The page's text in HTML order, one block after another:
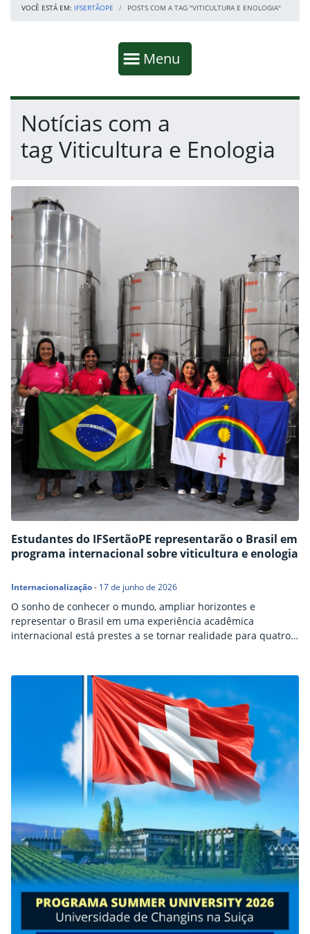
VOCÊ ESTÁ EM: IFSERTÃOPE POSTS COM A TAG "VITICULTURA E ENOLOGIA"
Mostrar
Menu
Fim da navegação
Início do conteúdo
Notícias com a
tag Viticultura e Enologia
Estudantes do IFSertãoPE representarão o Brasil em
programa internacional sobre viticultura e enologia
Internacionalização- 17 de junho de 2026
O sonho de conhecer o mundo, ampliar horizontes e
representar o Brasil em uma experiência acadêmica
internacional está prestes a se tornar realidade para quatro
Talik Cauê Neres de Lima, Rosana Yuki Takakura e Camila
Kaori Ito embarcam para a Europa…